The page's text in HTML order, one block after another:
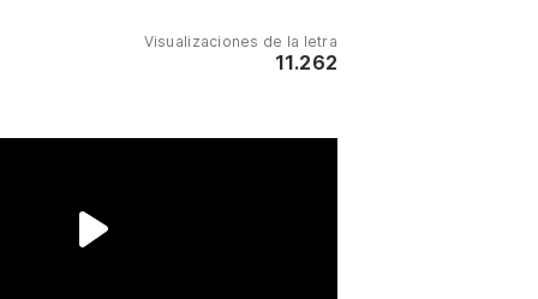
Visualizaciones de la letra
11.262